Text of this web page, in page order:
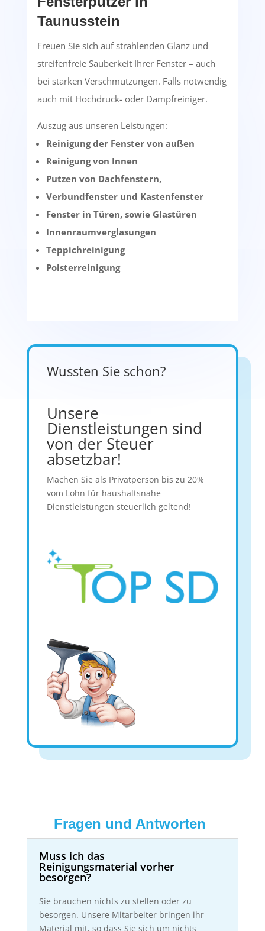
Taunusstein
Freuen Sie sich auf strahlenden Glanz und
streifenfreie Sauberkeit Ihrer Fenster – auch
bei starken Verschmutzungen. Falls notwendig
auch mit Hochdruck- oder Dampfreiniger.
Auszug aus unseren Leistungen:
Reinigung der Fenster von außen
Reinigung von Innen
Putzen von Dachfenstern,
Verbundfenster und Kastenfenster
Fenster in Türen, sowie Glastüren
Innenraumverglasungen
Teppichreinigung
Polsterreinigung
Wussten Sie schon?
Unsere
Dienstleistungen sind
von der Steuer
absetzbar!
Machen Sie als Privatperson bis zu 20%
vom Lohn für haushaltsnahe
Dienstleistungen steuerlich geltend!
Fragen und Antworten
Muss ich das
Reinigungsmaterial vorher
besorgen?
Sie brauchen nichts zu stellen oder zu
besorgen. Unsere Mitarbeiter bringen ihr
Material mit, so dass Sie sich um nichts